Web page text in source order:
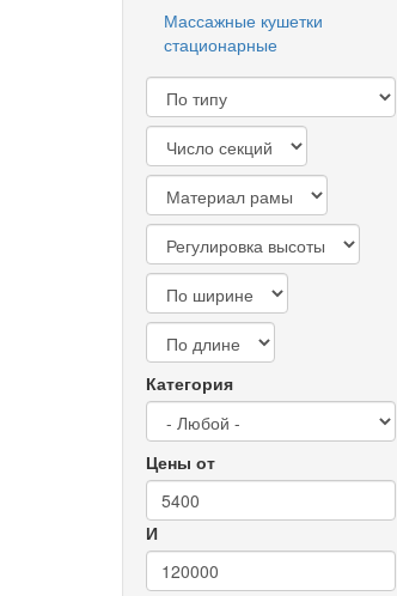
Массажные кушетки
стационарные
Категория
Цены от
И